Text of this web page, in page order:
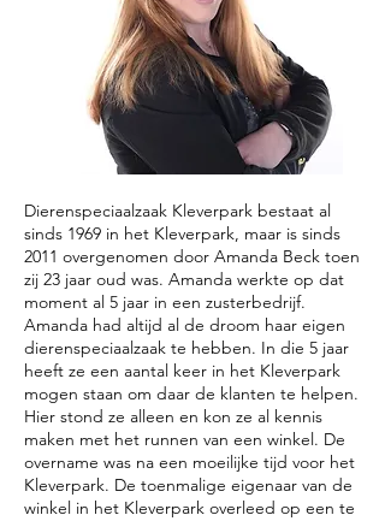
Dierenspeciaalzaak Kleverpark bestaat al
sinds 1969 in het Kleverpark, maar is sinds
2011 overgenomen door Amanda Beck toen
zij 23 jaar oud was. Amanda werkte op dat
moment al 5 jaar in een zusterbedrijf.
Amanda had altijd al de droom haar eigen
dierenspeciaalzaak te hebben. In die 5 jaar
heeft ze een aantal keer in het Kleverpark
mogen staan om daar de klanten te helpen.
Hier stond ze alleen en kon ze al kennis
maken met het runnen van een winkel. De
overname was na een moeilijke tijd voor het
Kleverpark. De toenmalige eigenaar van de
winkel in het Kleverpark overleed op een te